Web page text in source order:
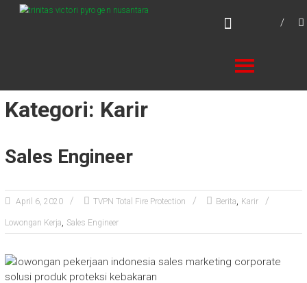
TVPN.ID
Kategori: Karir
Sales Engineer
April 6, 2020 TVPN Total Fire Protection Berita, Karir
Lowongan Kerja, Sales Engineer